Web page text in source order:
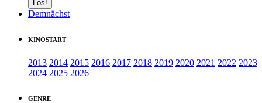
Demnächst
KINOSTART
2013 2014 2015 2016 2017 2018 2019 2020 2021 2022 2023
2024 2025 2026
GENRE